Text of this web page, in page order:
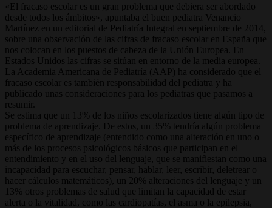
«El fracaso escolar es un gran problema que debiera ser abordado
desde todos los ámbitos», apuntaba el buen pediatra Venancio
Martínez en un editorial de Pediatría Integral en septiembre de 2014,
sobre una observación de las cifras de fracaso escolar en España que
nos colocan en los puestos de cabeza de la Unión Europea. En
Estados Unidos las cifras se sitúan en entorno de la media europea.
La Academia Americana de Pediatría (AAP) ha considerado que el
fracaso escolar es también responsabilidad del pediatra y ha
publicado unas consideraciones para los pediatras que pasamos a
resumir.
Se estima que un 13% de los niños escolarizados tiene algún tipo de
problema de aprendizaje. De estos, un 35% tendría algún problema
específico de aprendizaje (entendido como una alteración en uno o
más de los procesos psicológicos básicos que participan en el
entendimiento y en el uso del lenguaje, que se manifiestan como una
incapacidad para escuchar, pensar, hablar, leer, escribir, deletrear o
hacer cálculos matemáticos), un 20% alteraciones del lenguaje y un
13% otros problemas de salud que limitan la capacidad de estar
alerta o la vitalidad, como las cardiopatías, el asma o la epilepsia,